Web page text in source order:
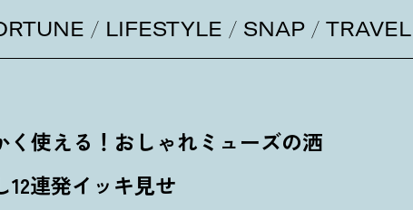
LIFESTYLE SNAP TRAVEL
く使える ！ おしゃれミューズの洒
12連発イッキ見せ